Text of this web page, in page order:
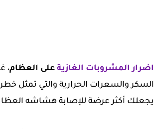
اضرار المشروبات الغازية على العظام،
السكر والسعرات الحرارية والتي تمثل
يجعلك أكثر عرضة للإصابة هشاشه